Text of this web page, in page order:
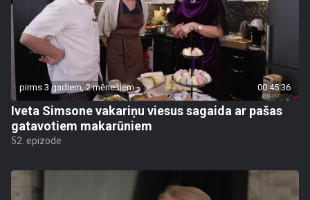
pirms 3 gadiem, 2 mēnešiem 00:45:36
Iveta Simsone vakariņu viesus sagaida ar pašas
gatavotiem makarūniem
52. epizode